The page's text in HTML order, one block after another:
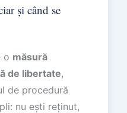
și când se
o măsură
de libertate,
de procedură
nu ești reținut,